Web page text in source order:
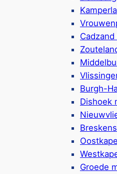
Burgh-
Dishoek
Groede
Visuelle Eindrücke
den